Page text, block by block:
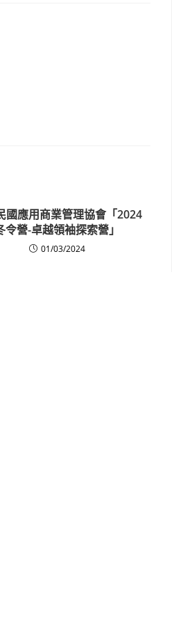
國應用商業管理協會「2024
令營-卓越領袖探索營」
01/03/2024